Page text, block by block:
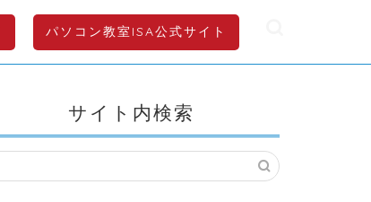
パソコン教室ISA公式サイト
サイト内検索